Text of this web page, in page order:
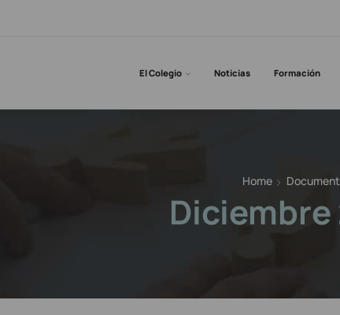
El Colegio Noticias Formación
Home Document
Diciembre